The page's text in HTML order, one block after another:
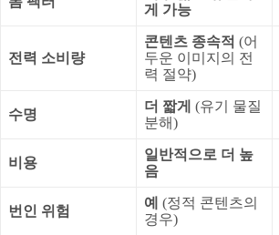
게 가능
전력 소비량
콘텐츠 종속적 (어
두운 이미지의 전
력 절약)
수명
더 짧게 (유기 물질
분해)
비용
일반적으로 더 높
음
번인 위험
예 (정적 콘텐츠의
경우)